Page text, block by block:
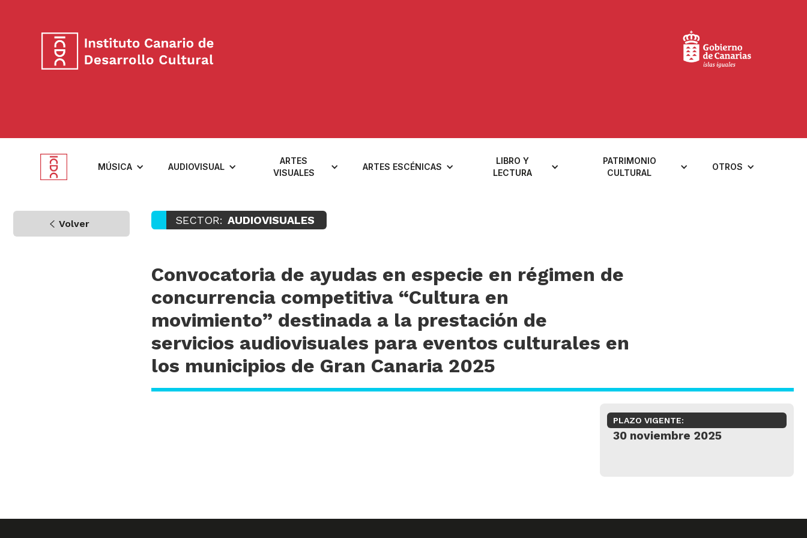
MÚSICA AUDIOVISUAL
ARTES
VISUALES
ARTES ESCÉNICAS
LIBRO Y
LECTURA
PATRIMONIO
CULTURAL
OTROS
Volver SECTOR: AUDIOVISUALES
Convocatoria de ayudas en especie en régimen de
concurrencia competitiva “Cultura en
movimiento” destinada a la prestación de
servicios audiovisuales para eventos culturales en
los municipios de Gran Canaria 2025
PLAZO VIGENTE:
30 noviembre 2025